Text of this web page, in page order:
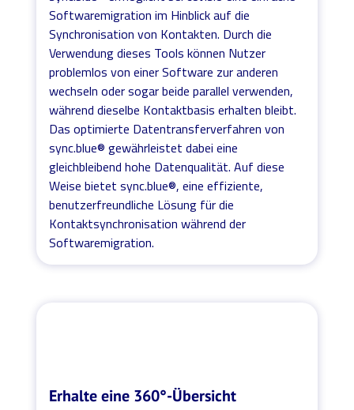
Softwaremigration im Hinblick auf die
Synchronisation von Kontakten. Durch die
Verwendung dieses Tools können Nutzer
problemlos von einer Software zur anderen
wechseln oder sogar beide parallel verwenden,
während dieselbe Kontaktbasis erhalten bleibt.
Das optimierte Datentransferverfahren von
sync.blue® gewährleistet dabei eine
gleichbleibend hohe Datenqualität. Auf diese
Weise bietet sync.blue®, eine effiziente,
benutzerfreundliche Lösung für die
Kontaktsynchronisation während der
Softwaremigration.
Erhalte eine 360°-Übersicht